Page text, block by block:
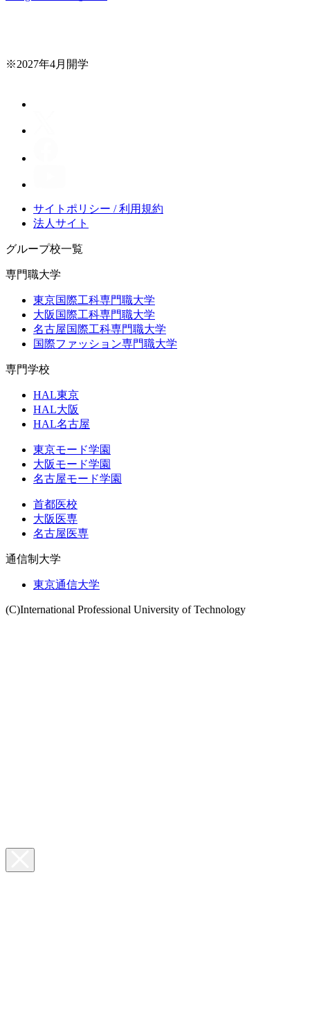
※2027年4月開学
サイトポリシー / 利用規約
法人サイト
グループ校一覧
専門職大学
東京国際工科専門職大学
大阪国際工科専門職大学
名古屋国際工科専門職大学
国際ファッション専門職大学
専門学校
HAL東京
HAL大阪
HAL名古屋
東京モード学園
大阪モード学園
名古屋モード学園
首都医校
大阪医専
名古屋医専
通信制大学
東京通信大学
(C)International Professional University of Technology